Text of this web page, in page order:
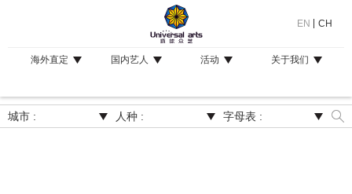
EN CH
海外直定 国内艺人 活动 关于我们
城市 : 人种 : 字母表 :